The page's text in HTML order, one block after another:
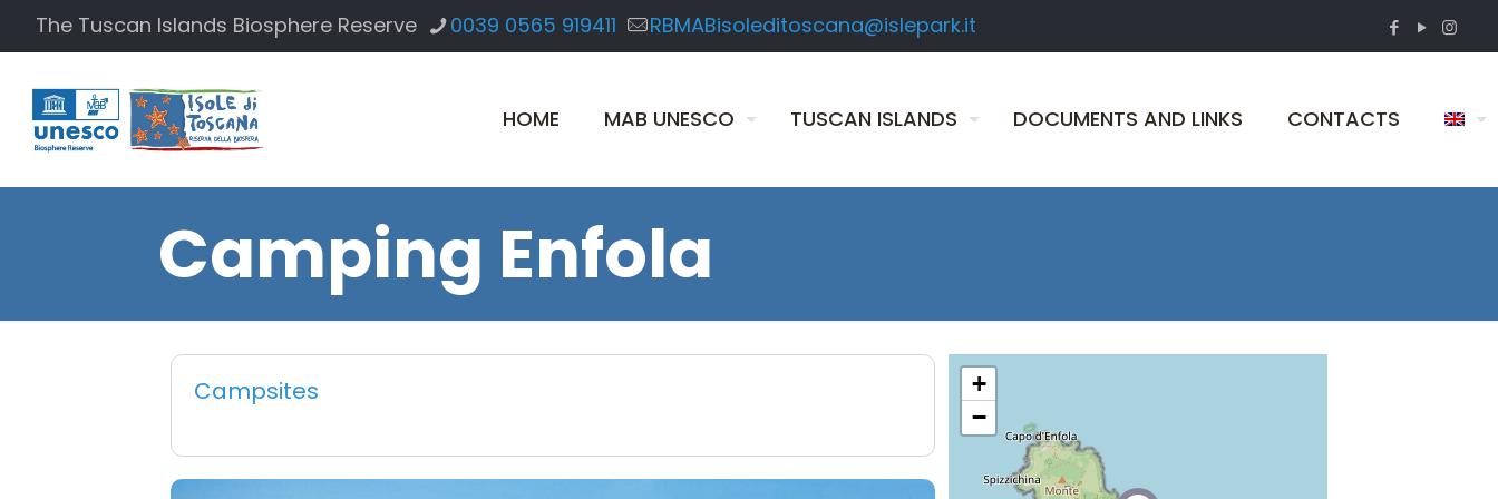
The Tuscan Islands Biosphere Reserve 0039 0565 919411 RBMABisoleditoscana@islepark.it
HOME MAB UNESCO TUSCAN ISLANDS DOCUMENTS AND LINKS CONTACTS
Camping Enfola
Campsites
+
−